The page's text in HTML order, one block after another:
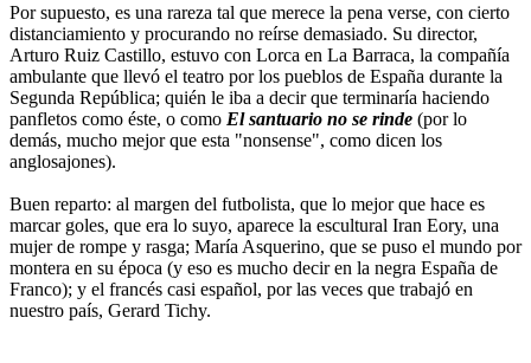
Por supuesto, es una rareza tal que merece la pena verse, con cierto
distanciamiento y procurando no reírse demasiado. Su director,
Arturo Ruiz Castillo, estuvo con Lorca en La Barraca, la compañía
ambulante que llevó el teatro por los pueblos de España durante la
Segunda República; quién le iba a decir que terminaría haciendo
panfletos como éste, o como El santuario no se rinde (por lo
demás, mucho mejor que esta "nonsense", como dicen los
anglosajones).
Buen reparto: al margen del futbolista, que lo mejor que hace es
marcar goles, que era lo suyo, aparece la escultural Iran Eory, una
mujer de rompe y rasga; María Asquerino, que se puso el mundo por
montera en su época (y eso es mucho decir en la negra España de
Franco); y el francés casi español, por las veces que trabajó en
nuestro país, Gerard Tichy.